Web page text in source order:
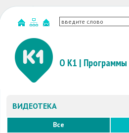
О К1 | Программы
ВИДЕОТЕКА
Все